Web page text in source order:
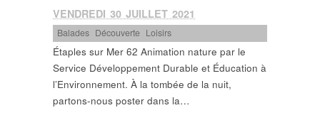
VENDREDI 30 JUILLET 2021
Balades Découverte Loisirs
Étaples sur Mer 62 Animation nature par le
Service Développement Durable et Éducation à
l’Environnement. À la tombée de la nuit,
partons-nous poster dans la…